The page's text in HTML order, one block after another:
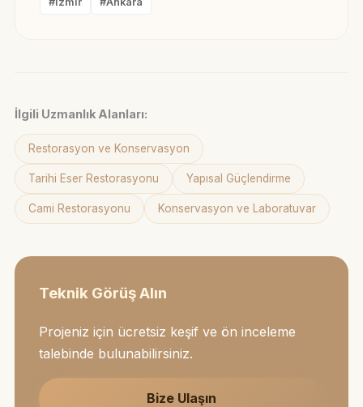
İlgili Uzmanlık Alanları:
Restorasyon ve Konservasyon
Tarihi Eser Restorasyonu Yapısal Güçlendirme
Cami Restorasyonu Konservasyon ve Laboratuvar
Teknik Görüş Alın
Projeniz için ücretsiz keşif ve ön inceleme
talebinde bulunabilirsiniz.
Bize Ulaşın